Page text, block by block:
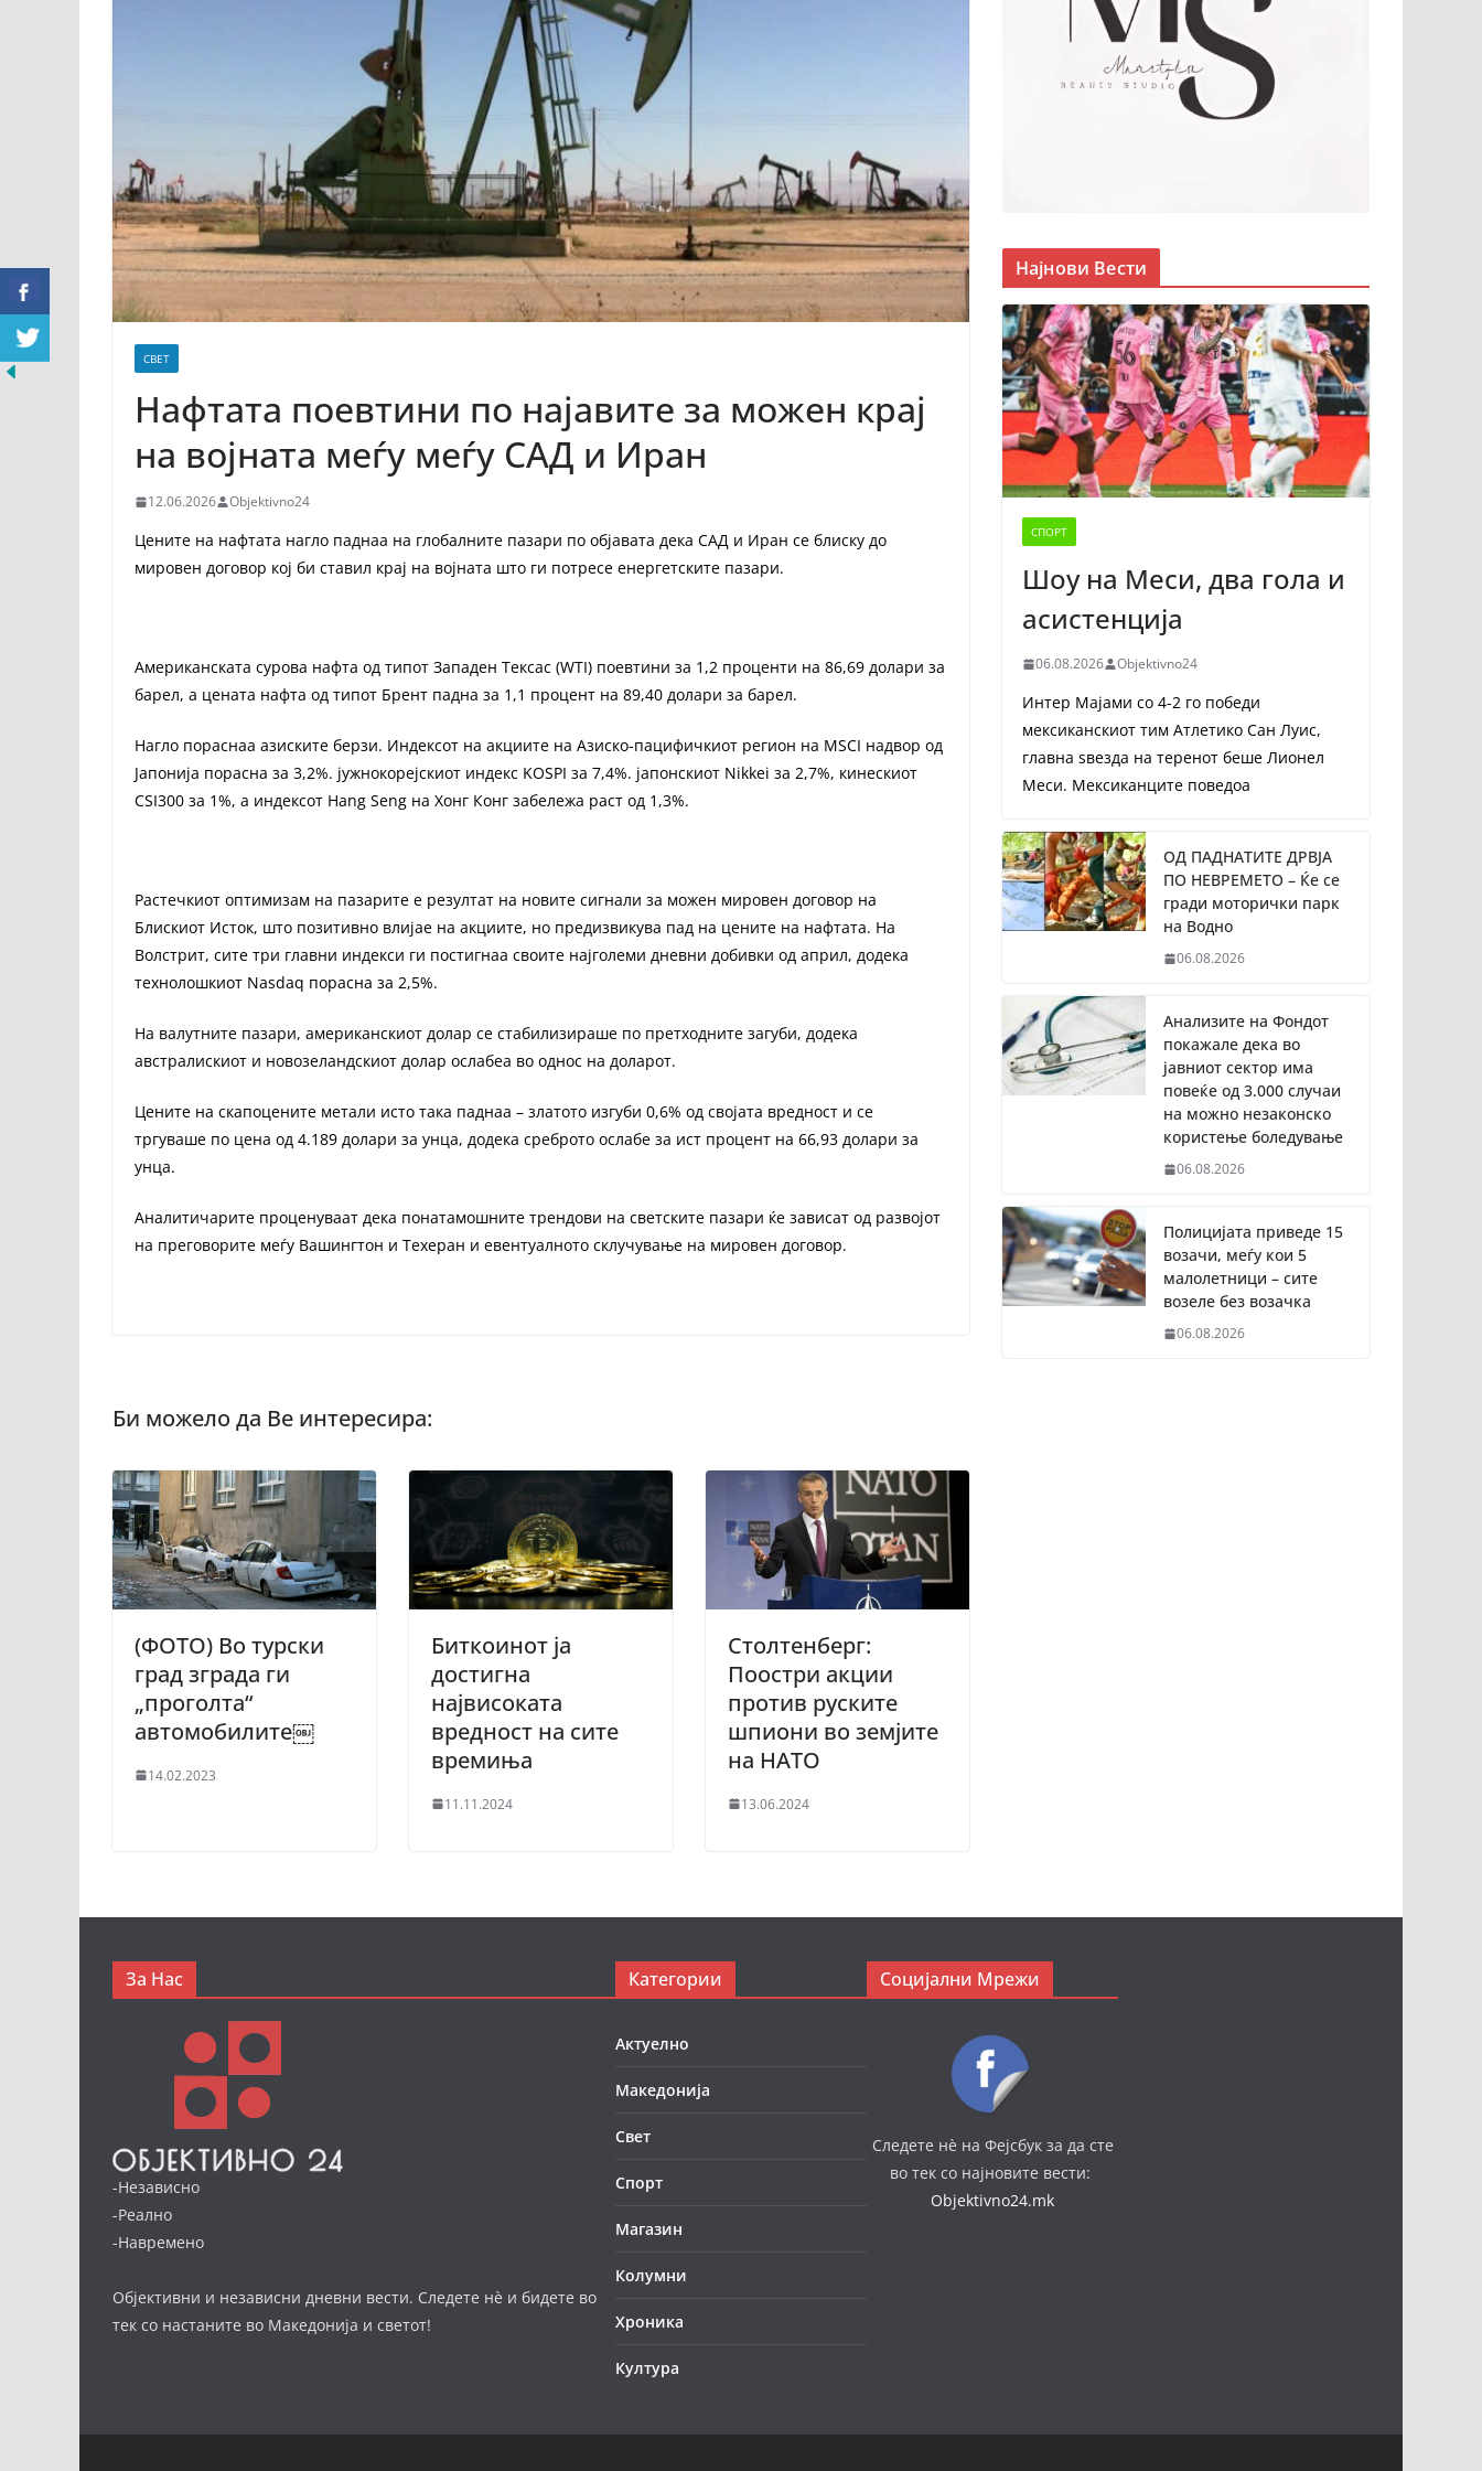
СВЕТ
Нафтата поевтини по најавите за можен крај
на војната меѓу меѓу САД и Иран
12.06.2026 Objektivno24
Цените на нафтата нагло паднаа на глобалните пазари по објавата дека САД и Иран се блиску до
мировен договор кој би ставил крај на војната што ги потресе енергетските пазари.
Американската сурова нафта од типот Западен Тексас (WTI) поевтини за 1,2 проценти на 86,69 долари за
барел, а цената нафта од типот Брент падна за 1,1 процент на 89,40 долари за барел.
Нагло пораснаа азиските берзи. Индексот на акциите на Азиско-пацифичкиот регион на MSCI надвор од
Јапонија порасна за 3,2%. јужнокорејскиот индекс KOSPI за 7,4%. јапонскиот Nikkei за 2,7%, кинескиот
CSI300 за 1%, а индексот Hang Seng на Хонг Конг забележа раст од 1,3%.
Растечкиот оптимизам на пазарите е резултат на новите сигнали за можен мировен договор на
Блискиот Исток, што позитивно влијае на акциите, но предизвикува пад на цените на нафтата. На
Волстрит, сите три главни индекси ги постигнаа своите најголеми дневни добивки од април, додека
технолошкиот Nasdaq порасна за 2,5%.
На валутните пазари, американскиот долар се стабилизираше по претходните загуби, додека
австралискиот и новозеландскиот долар ослабеа во однос на доларот.
Цените на скапоцените метали исто така паднаа – златото изгуби 0,6% од својата вредност и се
тргуваше по цена од 4.189 долари за унца, додека среброто ослабе за ист процент на 66,93 долари за
унца.
Аналитичарите проценуваат дека понатамошните трендови на светските пазари ќе зависат од развојот
на преговорите меѓу Вашингтон и Техеран и евентуалното склучување на мировен договор.
(ФОТО) Во турски
град зграда ги
„проголта“
автомобилите￼
14.02.2023
Биткоинот ја
достигна
највисоката
вредност на сите
времиња
11.11.2024
Столтенберг:
Поостри акции
против руските
шпиони во земјите
на НАТО
13.06.2024
Најнови Вести
СПОРТ
Шоу на Меси, два гола и
асистенција
06.08.2026 Objektivno24
Интер Мајами со 4-2 го победи
мексиканскиот тим Атлетико Сан Луис,
главна ѕвезда на теренот беше Лионел
Меси. Мексиканците поведоа
ОД ПАДНАТИТЕ ДРВЈА
ПО НЕВРЕМЕТО – Ќе се
гради моторички парк
на Водно
06.08.2026
Анализите на Фондот
покажале дека во
јавниот сектор има
повеќе од 3.000 случаи
на можно незаконско
користење боледување
06.08.2026
Полицијата приведе 15
возачи, меѓу кои 5
малолетници – сите
возеле без возачка
06.08.2026
За Нас
-Независно
-Реално
-Навремено
Објективни и независни дневни вести. Следете нè и бидете во
тек со настаните во Македонија и светот!
Категории
Актуелно
Македонија
Свет
Спорт
Магазин
Колумни
Хроника
Култура
Социјални Мрежи
Следете нè на Фејсбук за да сте
во тек со најновите вести:
Objektivno24.mk